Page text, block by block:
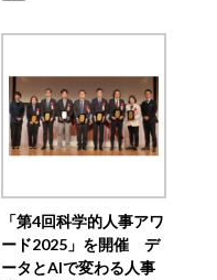
「第4回科学的人事アワ
ード2025」を開催 デ
ータとAIで変わる人事